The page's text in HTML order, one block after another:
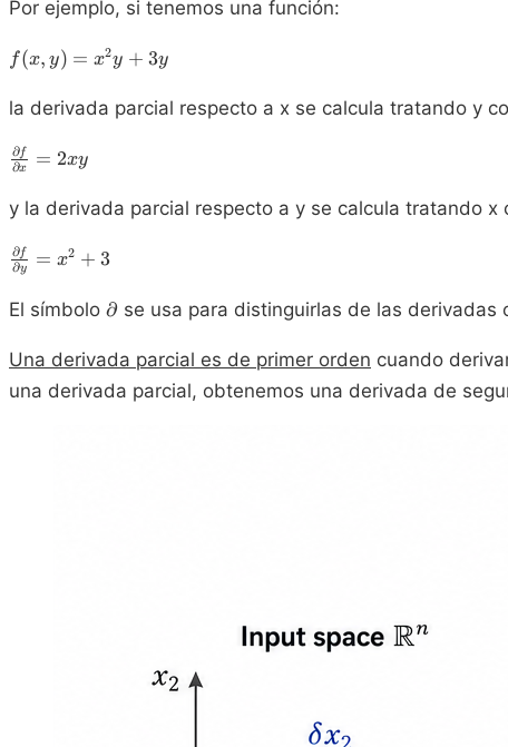
Por ejemplo, si tenemos una función:
f(x,y)=x^2y+3y
f(x, y) = x2y + 3y
la derivada parcial respecto a x se calcula tratando y
\frac{\partial
f}{\partial
x}=2xy
∂x
∂f = 2xy
y la derivada parcial respecto a y se calcula tratando x
\frac{\partial
f}{\partial
y}=x^2+3
∂y
∂f = x2 + 3
El símbolo \partial
∂se usa para distinguirlas de las derivadas
Una derivada parcial es de primer orden cuando
una derivada parcial, obtenemos una derivada de